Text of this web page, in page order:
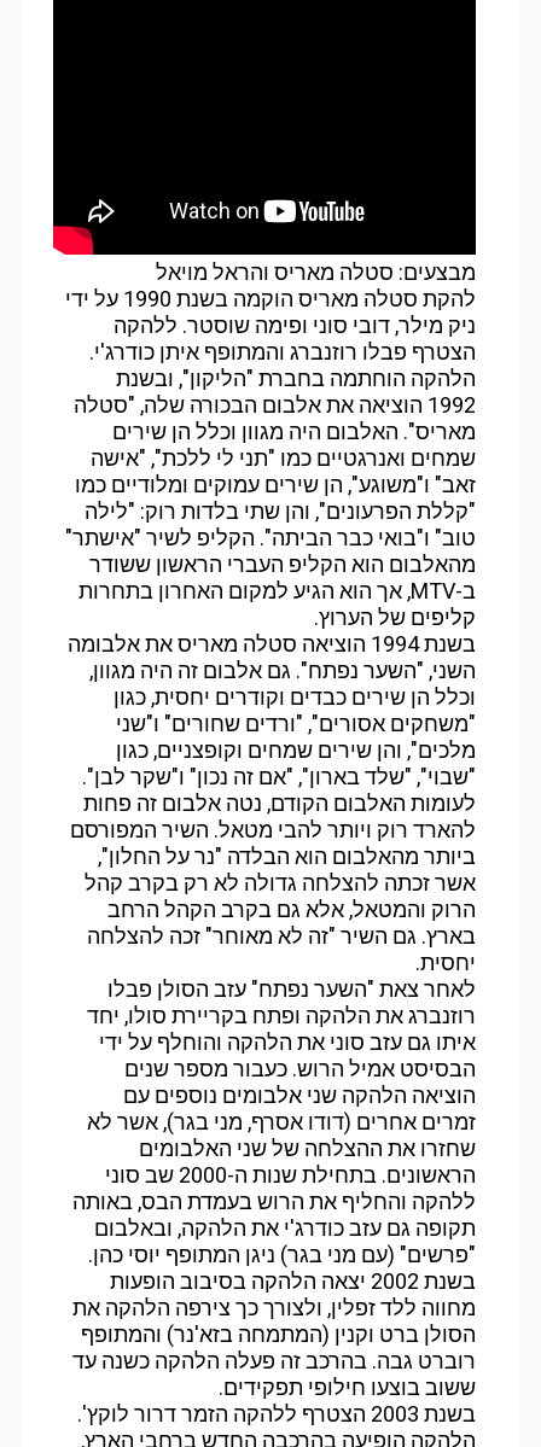
מבצעים: סטלה מאריס והראל מויאל
להקת סטלה מאריס הוקמה בשנת 1990 על ידי
ניק מילר, דובי סוני ופימה שוסטר. ללהקה
הצטרף פבלו רוזנברג והמתופף איתן כודרג'י.
הלהקה הוחתמה בחברת "הליקון", ובשנת
1992 הוציאה את אלבום הבכורה שלה, "סטלה
מאריס". האלבום היה מגוון וכלל הן שירים
שמחים ואנרגטיים כמו "תני לי ללכת", "אישה
זאב" ו"משוגע", הן שירים עמוקים ומלודיים כמו
"קללת הפרעונים", והן שתי בלדות רוק: "לילה
טוב" ו"בואי כבר הביתה". הקליפ לשיר "אישתר"
מהאלבום הוא הקליפ העברי הראשון ששודר
ב-MTV, אך הוא הגיע למקום האחרון בתחרות
קליפים של הערוץ.
בשנת 1994 הוציאה סטלה מאריס את אלבומה
השני, "השער נפתח". גם אלבום זה היה מגוון,
וכלל הן שירים כבדים וקודרים יחסית, כגון
"משחקים אסורים", "ורדים שחורים" ו"שני
מלכים", והן שירים שמחים וקופצניים, כגון
"שבוי", "שלד בארון", "אם זה נכון" ו"שקר לבן".
לעומות האלבום הקודם, נטה אלבום זה פחות
להארד רוק ויותר להבי מטאל. השיר המפורסם
ביותר מהאלבום הוא הבלדה "נר על החלון",
אשר זכתה להצלחה גדולה לא רק בקרב קהל
הרוק והמטאל, אלא גם בקרב הקהל הרחב
בארץ. גם השיר "זה לא מאוחר" זכה להצלחה
יחסית.
לאחר צאת "השער נפתח" עזב הסולן פבלו
רוזנברג את הלהקה ופתח בקריירת סולו, יחד
איתו גם עזב סוני את הלהקה והוחלף על ידי
הבסיסט אמיל הרוש. כעבור מספר שנים
הוציאה הלהקה שני אלבומים נוספים עם
זמרים אחרים (דודו אסרף, מני בגר), אשר לא
שחזרו את ההצלחה של שני האלבומים
הראשונים. בתחילת שנות ה-2000 שב סוני
ללהקה והחליף את הרוש בעמדת הבס, באותה
תקופה גם עזב כודרג'י את הלהקה, ובאלבום
"פרשים" (עם מני בגר) ניגן המתופף יוסי כהן.
בשנת 2002 יצאה הלהקה בסיבוב הופעות
מחווה ללד זפלין, ולצורך כך צירפה הלהקה את
הסולן ברט וקנין (המתמחה בזא'נר) והמתופף
רוברט גבה. בהרכב זה פעלה הלהקה כשנה עד
ששוב בוצעו חילופי תפקידים.
בשנת 2003 הצטרף ללהקה הזמר דרור לוקץ'.
הלהקה הופיעה בהרכבה החדש ברחבי הארץ,